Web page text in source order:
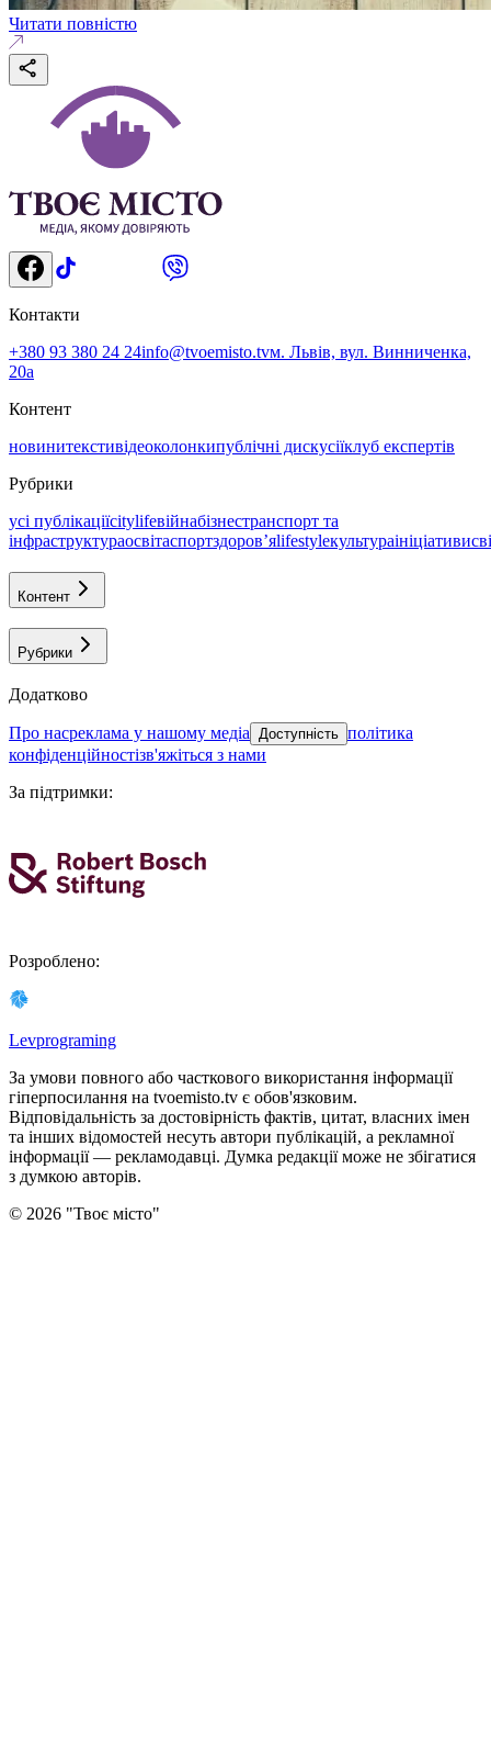
Читати повністю
Контакти
+380 93 380 24 24info@tvoemisto.tvм. Львів, вул. Винниченка,
20а
Контент
новинитекстивідеоколонкипублічні дискусіїклуб експертів
Рубрики
усі публікаціїcitylifeвійнабізнестранспорт та
інфраструктураосвітаспортздоровʼяlifestyleкультураініціативи
Контент
Рубрики
Додатково
про насреклама у нашому медіа Доступність політика
конфіденційностізв'яжіться з нами
За підтримки:
Розроблено:
Levprograming
За умови повного або часткового використання iнформацiї
гіперпосилання на tvoemisto.tv є обов'язковим.
Відповідальність за достовірність фактів, цитат, власних імен
та інших відомостей несуть автори публікацій, а рекламної
інформації — рекламодавці. Думка редакцiї може не збiгатися
з думкою авторiв.
© 2026 "Твоє місто"